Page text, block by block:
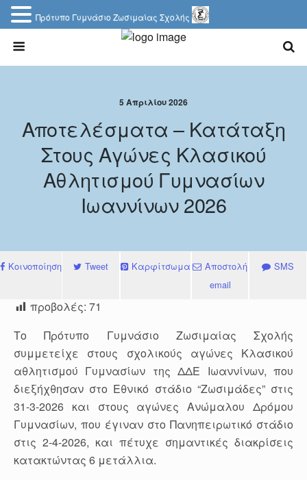
5 Απριλίου 2026
Αποτελέσματα – Κατάταξη
Στους Αγώνες Κλασικού
Αθλητισμού Γυμνασίων
Ιωαννίνων 2026
Κοινοποίηση Tweet Καρφίτσωμα
Αποστολή
email
SMS
προβολές: 71
Το Πρότυπο Γυμνάσιο Ζωσιμαίας Σχολής
συμμετείχε στους σχολικούς αγώνες Κλασικού
αθλητισμού Γυμνασίων της ΔΔΕ Ιωαννίνων, που
διεξήχθησαν στο Εθνικό στάδιο “Ζωσιμάδες” στις
31-3-2026 και στους αγώνες Ανώμαλου Δρόμου
Γυμνασίων, που έγιναν στο Πανηπειρωτικό στάδιο
στις 2-4-2026, και πέτυχε σημαντικές διακρίσεις
κατακτώντας 6 μετάλλια.
Πρότυπο Γυμνάσιο Ζωσιμαίας Σχολής